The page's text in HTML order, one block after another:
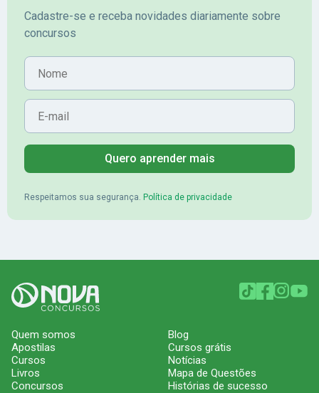
Cadastre-se e receba novidades diariamente sobre
concursos
Nome
E-mail
Quero aprender mais
Respeitamos sua segurança. Política de privacidade
Quem somos
Apostilas
Cursos
Livros
Concursos
Blog
Cursos grátis
Notícias
Mapa de Questões
Histórias de sucesso